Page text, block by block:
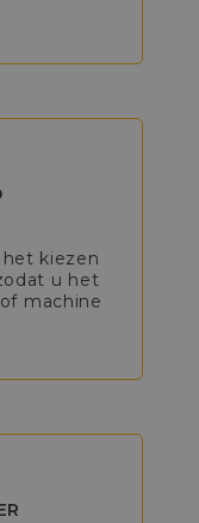
kiezen
u het
machine